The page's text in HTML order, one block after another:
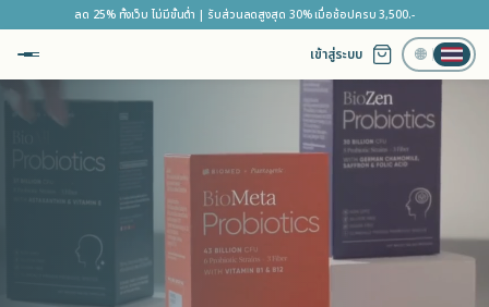
ลด 25% ทั้งเว็บ ไม่มีขั้นต่ำ | รับส่วนลดสูงสุด 30% เมื่อช้อปครบ 3,500.-
เข้าสู่ระบบ 🌐